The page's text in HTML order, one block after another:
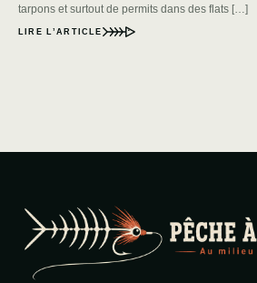
tarpons et surtout de permits dans des flats […]
LIRE L’ARTICLE